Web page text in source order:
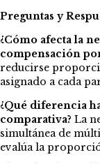
Preguntas y
¿Cómo afecta la
compensación
reducirse
asignado a cada
¿Qué diferencia
comparativa? La
simultánea de
evalúa la